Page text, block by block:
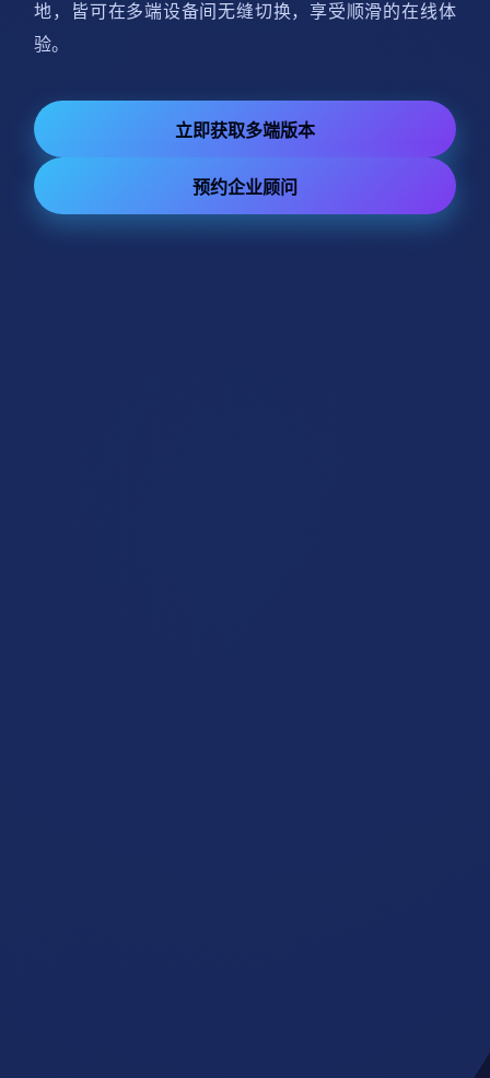
地，皆可在多端设备间无缝切换，享受顺滑的在线体
验。
立即获取多端版本
预约企业顾问